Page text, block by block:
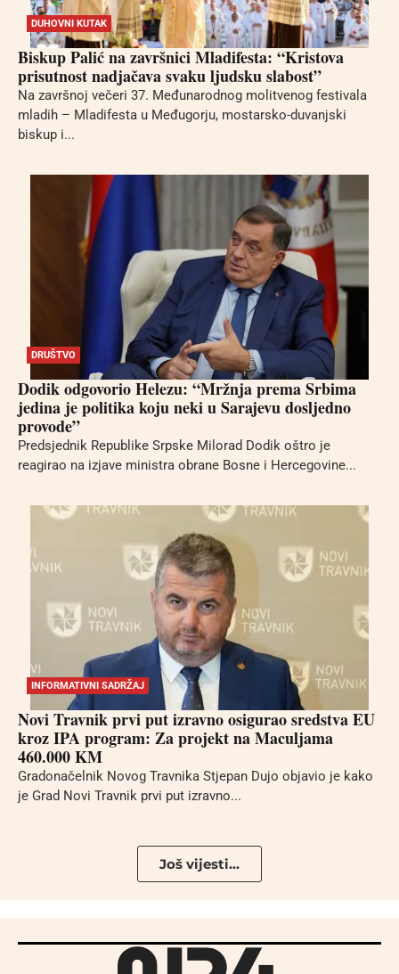
DUHOVNI KUTAK
Biskup Palić na završnici Mladifesta: “Kristova
prisutnost nadjačava svaku ljudsku slabost”
Na završnoj večeri 37. Međunarodnog molitvenog festivala
mladih – Mladifesta u Međugorju, mostarsko-duvanjski
biskup i...
DRUŠTVO
Dodik odgovorio Helezu: “Mržnja prema Srbima
jedina je politika koju neki u Sarajevu dosljedno
provode”
Predsjednik Republike Srpske Milorad Dodik oštro je
reagirao na izjave ministra obrane Bosne i Hercegovine...
INFORMATIVNI SADRŽAJ
Novi Travnik prvi put izravno osigurao sredstva EU
kroz IPA program: Za projekt na Maculjama
460.000 KM
Gradonačelnik Novog Travnika Stjepan Dujo objavio je kako
je Grad Novi Travnik prvi put izravno...
Još vijesti...